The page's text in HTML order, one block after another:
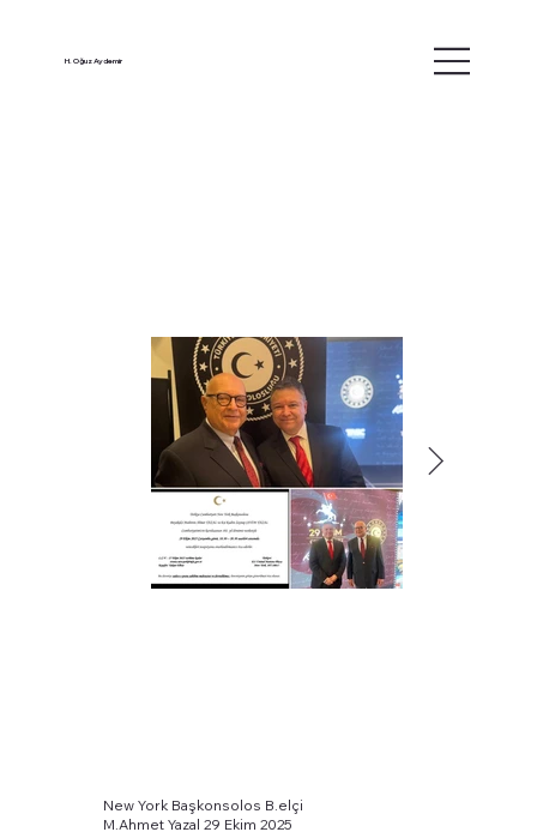
H. Oğuz Aydemir
New York Başkonsolos B.elçi
M.Ahmet Yazal 29 Ekim 2025